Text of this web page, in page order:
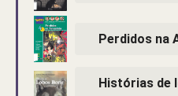
Perdidos na
Histórias de